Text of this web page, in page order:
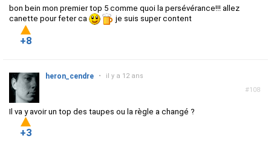
bon bein mon premier top 5 comme quoi la persévérance!!! allez
canette pour feter ca
je suis super content
+8
#108
heron_cendre • il y a 12 ans
Il va y avoir un top des taupes ou la règle a changé ?
+3